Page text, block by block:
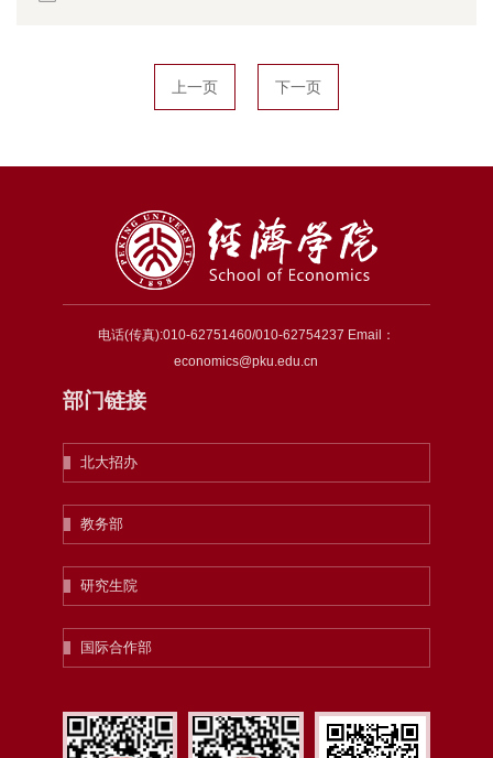
上一页 下一页
电话(传真):010-62751460/010-62754237 Email：
economics@pku.edu.cn
部门链接
北大招办
教务部
研究生院
国际合作部